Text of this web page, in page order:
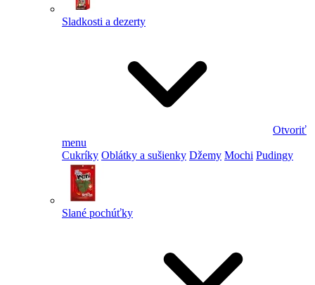
Sladkosti a dezerty
Otvoriť
menu
Cukríky Oblátky a sušienky Džemy Mochi Pudingy
Slané pochúťky